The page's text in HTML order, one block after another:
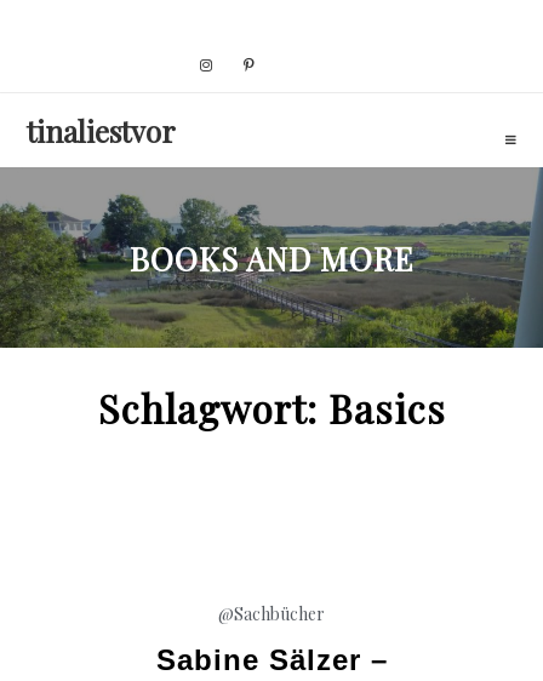
tinaliestvor
BOOKS AND MORE
Schlagwort: Basics
@Sachbücher
Sabine Sälzer –